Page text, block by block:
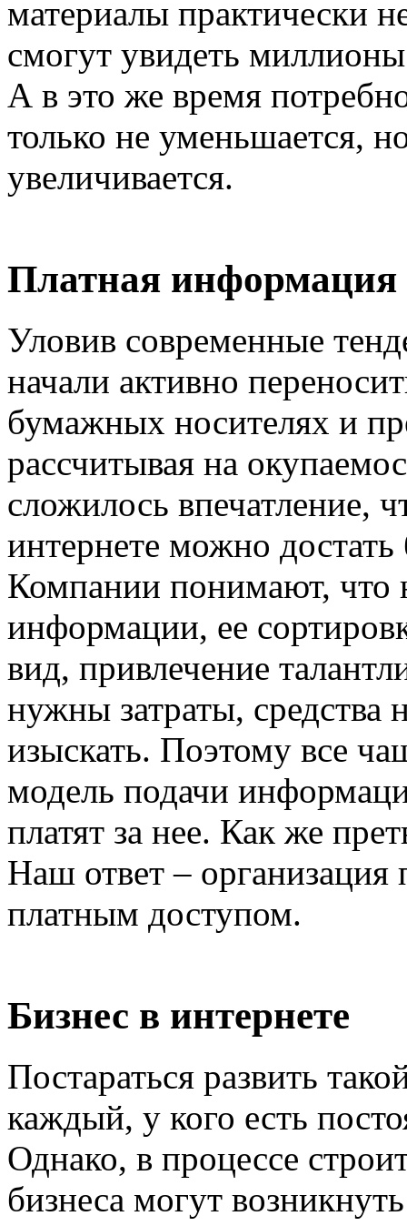
материалы практически
смогут увидеть
А в это же время
только не уменьшается,
увеличивается.
Платная информация
Уловив современные
начали активно
бумажных носителях и
рассчитывая на
сложилось
интернете можно
Компании понимают, что
информации, ее
вид, привлечение
нужны затраты, средства
изыскать. Поэтому все
модель подачи
платят за нее. Как же
Наш ответ – организация
платным доступом.
Бизнес в интернете
Постараться развить
каждый, у кого есть
Однако, в процессе
бизнеса могут